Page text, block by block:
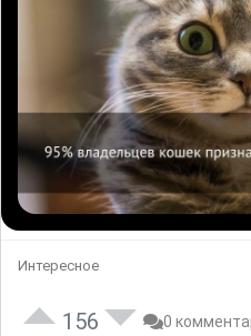
Интересное
156 0